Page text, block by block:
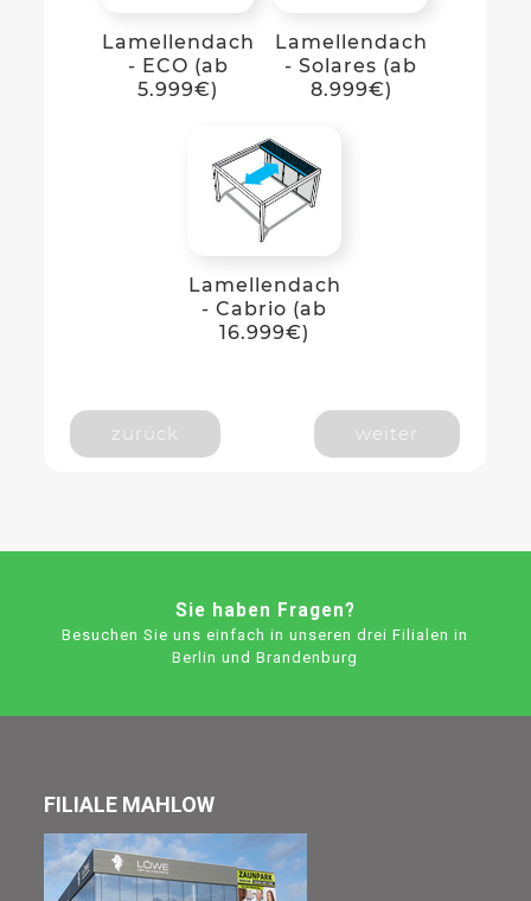
Lamellendach
- ECO (ab
5.999€)
Lamellendach
- Solares (ab
8.999€)
Lamellendach
- Cabrio (ab
16.999€)
zurück weiter
Sie haben Fragen?
Besuchen Sie uns einfach in unseren drei Filialen in
Berlin und Brandenburg
FILIALE MAHLOW